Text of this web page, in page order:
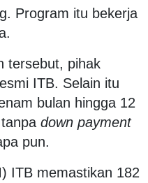
Program itu bekerja
tersebut, pihak
ITB. Selain itu
bulan hingga 12
down payment
pun.
ITB memastikan 182